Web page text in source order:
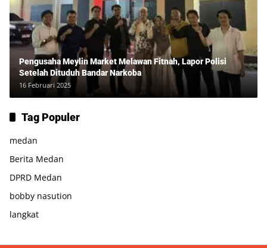
Pengusaha Meylin Market Melawan Fitnah, Lapor Polisi
Setelah Dituduh Bandar Narkoba
16 Februari 2025
Tag Populer
medan
Berita Medan
DPRD Medan
bobby nasution
langkat